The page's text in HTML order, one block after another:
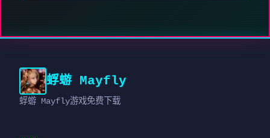
蜉蝣 Mayfly
蜉蝣 Mayfly游戏免费下载